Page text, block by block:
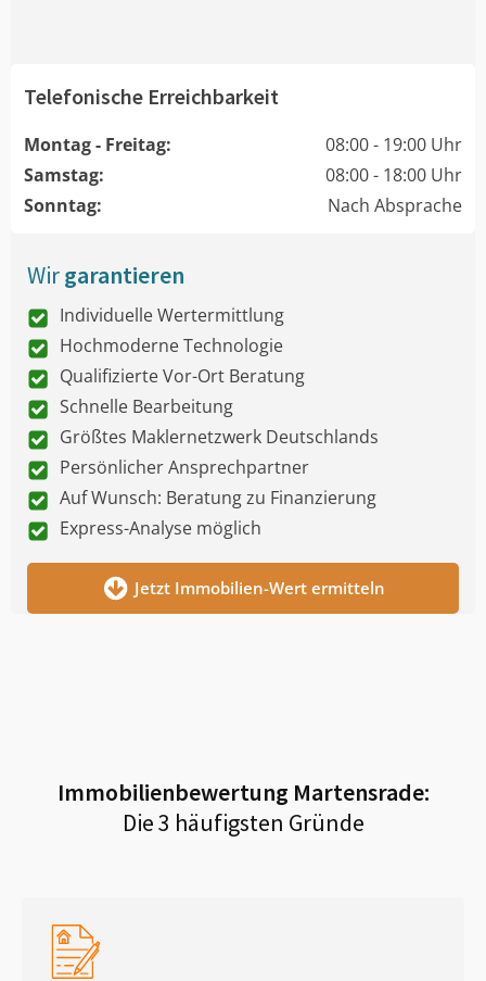
Telefonische Erreichbarkeit
Montag - Freitag:
08:00 - 19:00 Uhr
Samstag:
08:00 - 18:00 Uhr
Sonntag:
Nach Absprache
Wirgarantieren
Individuelle Wertermittlung
Hochmoderne Technologie
Qualifizierte Vor-Ort Beratung
Schnelle Bearbeitung
Größtes Maklernetzwerk Deutschlands
Persönlicher Ansprechpartner
Auf Wunsch: Beratung zu Finanzierung
Express-Analyse möglich
Jetzt Immobilien-Wert ermitteln
Immobilienbewertung Martensrade:
Die 3 häufigsten Gründe